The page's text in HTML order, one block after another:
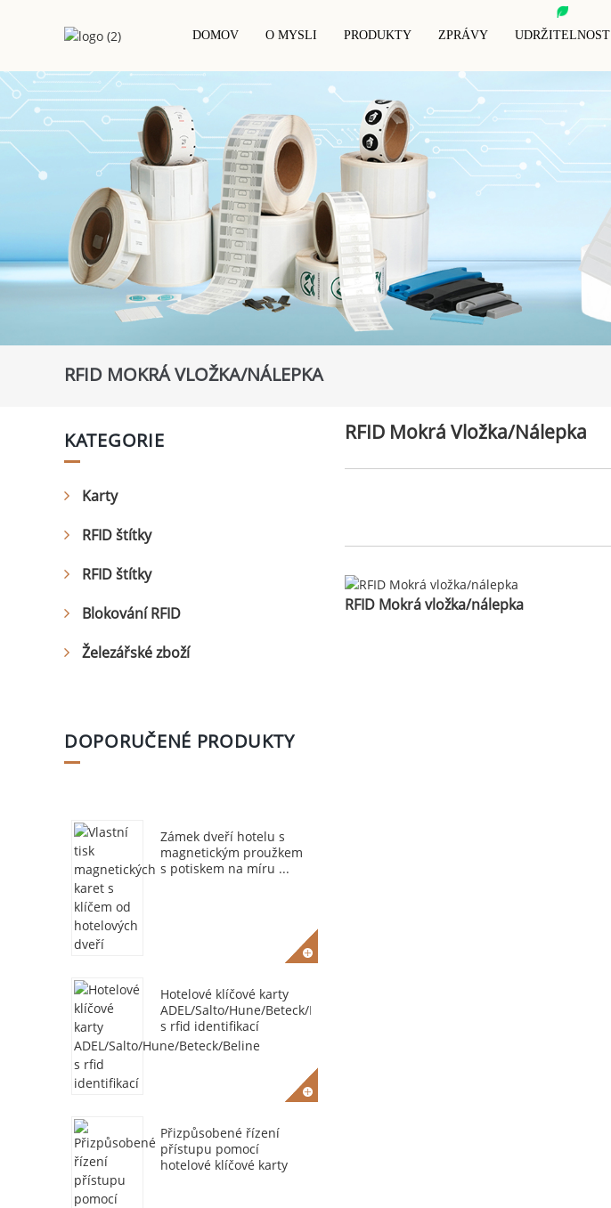
DOMOV O MYSLI PRODUKTY
Kontaktní Čipová Karta S
Integrovaným Obvodem
Hotelová Klíčenka PVC Karty
RFID / NFC Karta
RFID Epoxidová Karta
Karta Založená Na Projektu
Dřevěná RFID Karta
Kovová Karta
Ekologická Karta
NFC Potištěný Štítek/nálepka
RFID Suchá Vložka
RFID Mokrá Vložka/nálepka
RFID Bílý Štítek/nálepka
RFID Zvířecí Štítek
RFID Štítek Proti Kovu
RFID Klíčenka RFID Náramek
Speciální RFID Štítky
ZPRÁVY UDRŽITELNOST
RFID MOKRÁ VLOŽKA/NÁLEPKA
KATEGORIE
Karty
RFID štítky
RFID štítky
Blokování RFID
Železářské zboží
DOPORUČENÉ PRODUKTY
Zámek dveří hotelu s
magnetickým proužkem
s potiskem na míru ...
Hotelové klíčové karty
ADEL/Salto/Hune/Beteck/Beline
s rfid identifikací
Přizpůsobené řízení
přístupu pomocí
hotelové klíčové karty
RFID Mokrá Vložka/nálepka
RFID Mokrá vložka/nálepka